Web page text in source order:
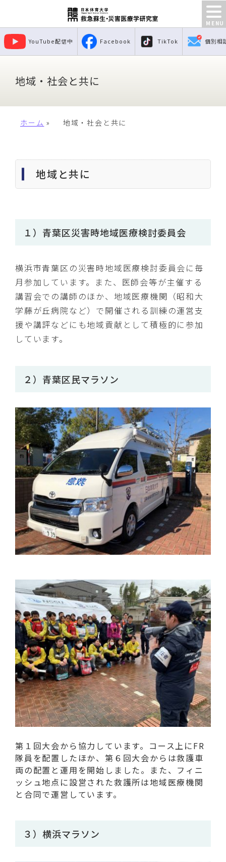
YouTube配信中 Facebook TikTok 個別相
地域・社会と共に
ホーム » 地域・社会と共に
地域と共に
１）青葉区災害時地域医療検討委員会
横浜市青葉区の災害時地域医療検討委員会に毎
月参加しています。また、医師会等が主催する
講習会での講師のほか、地域医療機関（昭和大
学藤が丘病院など）で開催される訓練の運営支
援や講評などにも地域貢献として積極的に参加
しています。
２）青葉区民マラソン
第１回大会から協力しています。コース上にFR
隊員を配置したほか、第６回大会からは救護車
両の配置と運用を開始しました。また、フィニ
ッシュ地点に設営された救護所は地域医療機関
と合同で運営しています。
３）横浜マラソン